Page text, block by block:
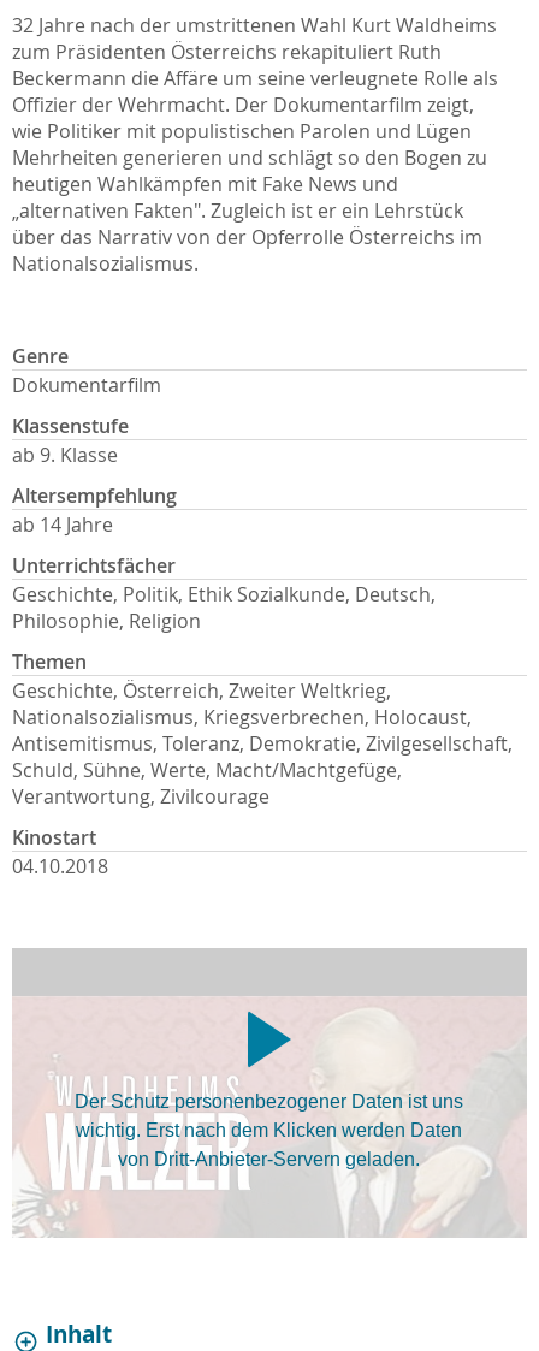
32 Jahre nach der umstrittenen Wahl Kurt Waldheims
zum Präsidenten Österreichs rekapituliert Ruth
Beckermann die Affäre um seine verleugnete Rolle als
Offizier der Wehrmacht. Der Dokumentarfilm zeigt,
wie Politiker mit populistischen Parolen und Lügen
Mehrheiten generieren und schlägt so den Bogen zu
heutigen Wahlkämpfen mit Fake News und
„alternativen Fakten". Zugleich ist er ein Lehrstück
über das Narrativ von der Opferrolle Österreichs im
Nationalsozialismus.
Genre
Dokumentarfilm
Klassenstufe
ab 9. Klasse
Altersempfehlung
ab 14 Jahre
Unterrichtsfächer
Geschichte, Politik, Ethik Sozialkunde, Deutsch,
Philosophie, Religion
Themen
Geschichte, Österreich, Zweiter Weltkrieg,
Nationalsozialismus, Kriegsverbrechen, Holocaust,
Antisemitismus, Toleranz, Demokratie, Zivilgesellschaft,
Schuld, Sühne, Werte, Macht/Machtgefüge,
Verantwortung, Zivilcourage
Kinostart
04.10.2018
Der Schutz personenbezogener Daten ist uns
wichtig. Erst nach dem Klicken werden Daten
von Dritt-Anbieter-Servern geladen.
Inhalt